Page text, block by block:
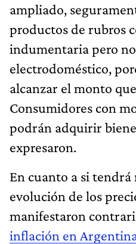
ampliado,
productos de rubros
indumentaria pero
electrodoméstico,
alcanzar el monto
Consumidores con
podrán adquirir
expresaron.
En cuanto a si
evolución de los
manifestaron
inflación en